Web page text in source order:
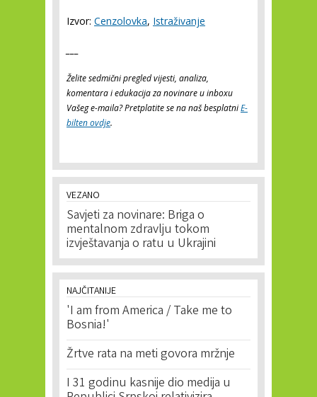
Izvor: Cenzolovka, Istraživanje
Želite sedmični pregled vijesti, analiza,
komentara i edukacija za novinare u inboxu
Vašeg e-maila? Pretplatite se na naš besplatniE-
bilten ovdje.
VEZANO
Savjeti za novinare: Briga o
mentalnom zdravlju tokom
izvještavanja o ratu u Ukrajini
NAJČITANIJE
'I am from America / Take me to
Bosnia!'
Žrtve rata na meti govora mržnje
I 31 godinu kasnije dio medija u